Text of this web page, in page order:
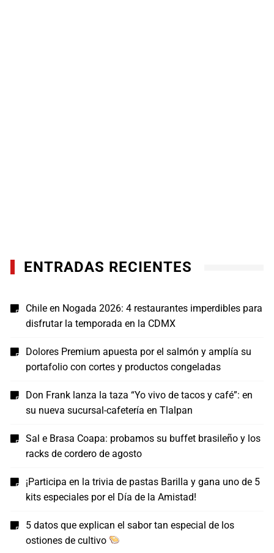
ENTRADAS RECIENTES
Chile en Nogada 2026: 4 restaurantes imperdibles para
disfrutar la temporada en la CDMX
Dolores Premium apuesta por el salmón y amplía su
portafolio con cortes y productos congeladas
Don Frank lanza la taza “Yo vivo de tacos y café”: en
su nueva sucursal-cafetería en Tlalpan
Sal e Brasa Coapa: probamos su buffet brasileño y los
racks de cordero de agosto
¡Participa en la trivia de pastas Barilla y gana uno de 5
kits especiales por el Día de la Amistad!
5 datos que explican el sabor tan especial de los
ostiones de cultivo